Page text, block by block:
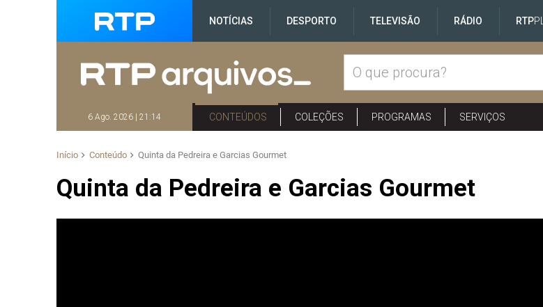
NOTÍCIAS DESPORTO TELEVISÃO RÁDIO RTP
6 Ago. 2026 | 21:14 CONTEÚDOS COLEÇÕES PROGRAMAS SERVIÇOS
Início Conteúdo Quinta da Pedreira e Garcias Gourmet
Quinta da Pedreira e Garcias Gourmet